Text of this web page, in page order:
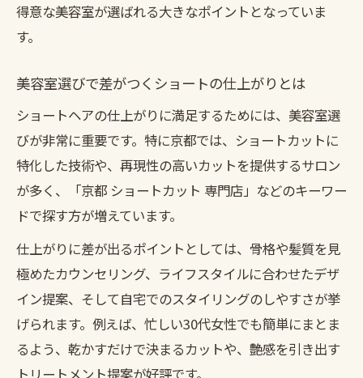
得意な美容室が選ばれる大きなポイントとなっていま
す。
美容室選びで差がつくショートの仕上がりとは
ショートヘアの仕上がりに満足するためには、美容室選
びが非常に重要です。特に京都では、ショートカットに
特化した技術や、再現性の高いカットを提供するサロン
が多く、「京都 ショートカット 専門店」などのキーワー
ドで探す方が増えています。
仕上がりに差が出るポイントとしては、骨格や髪質を見
極めたカウンセリング、ライフスタイルに合わせたデザ
イン提案、そして自宅でのスタイリングのしやすさが挙
げられます。例えば、忙しい30代女性でも簡単にまとま
るよう、乾かすだけで決まるカットや、艶感を引き出す
トリートメント提案が好評です。